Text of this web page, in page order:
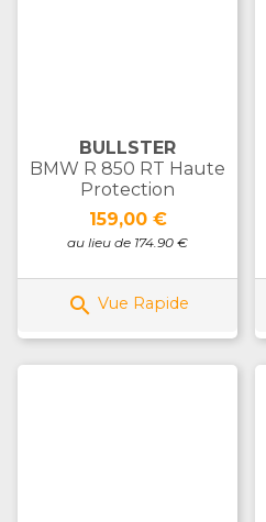
BULLSTER
BMW R 850 RT Haute
Protection
Prix
159,00 €
au lieu de 174.90 €
 Vue Rapide